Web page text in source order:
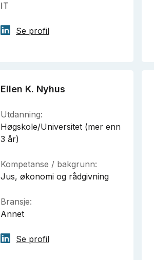
IT
Se profil
Ellen K. Nyhus
Utdanning:
Høgskole/Universitet (mer enn
3 år)
Kompetanse / bakgrunn:
Jus, økonomi og rådgivning
Bransje:
Annet
Se profil